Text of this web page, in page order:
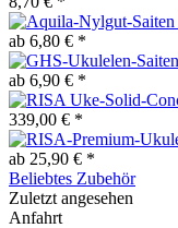
ab 6,80 € *
ab 6,90 € *
339,00 € *
ab 25,90 € *
Beliebtes Zubehör
Zuletzt angesehen
Anfahrt